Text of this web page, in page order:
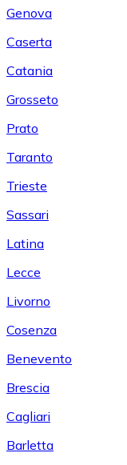
Genova
Caserta
Catania
Grosseto
Prato
Taranto
Trieste
Sassari
Latina
Lecce
Livorno
Cosenza
Benevento
Brescia
Cagliari
Barletta